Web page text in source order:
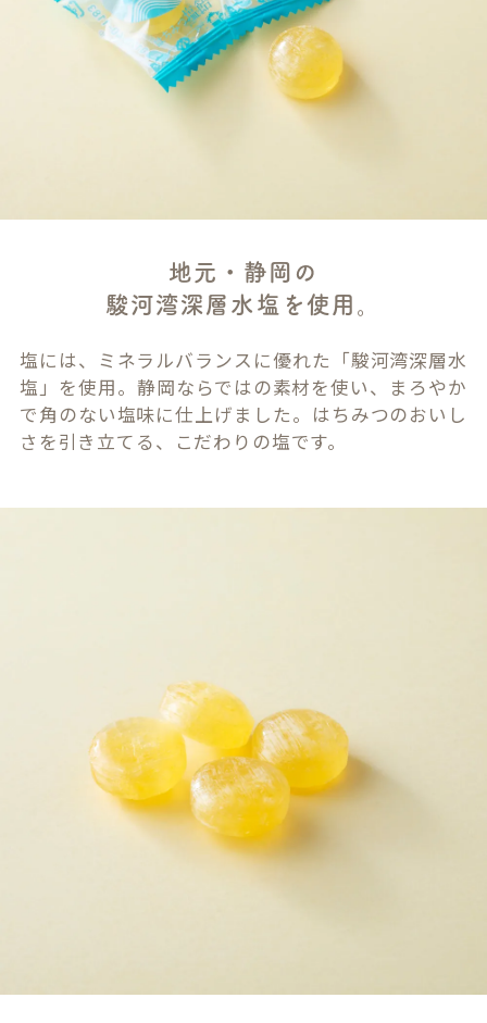
地元・静岡の
駿河湾深層水塩を使用。
塩には、ミネラルバランスに優れた「駿河湾深層水
塩」を使用。静岡ならではの素材を使い、まろやか
で角のない塩味に仕上げました。はちみつのおいし
さを引き立てる、こだわりの塩です。